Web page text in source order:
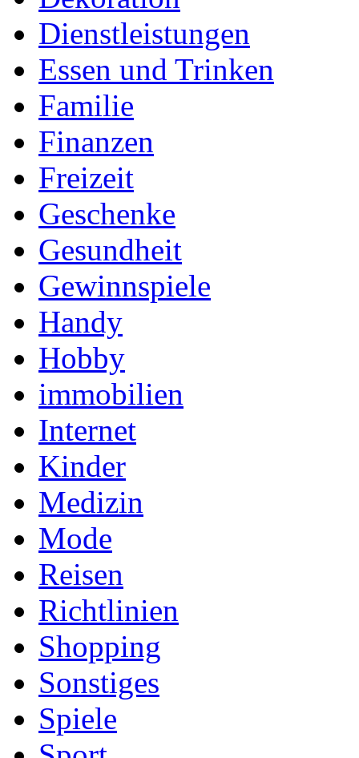
Dienstleistungen
Essen und Trinken
Familie
Finanzen
Freizeit
Geschenke
Gesundheit
Gewinnspiele
Handy
Hobby
immobilien
Internet
Kinder
Medizin
Mode
Reisen
Richtlinien
Shopping
Sonstiges
Spiele